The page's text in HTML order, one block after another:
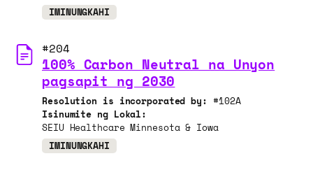
IMINUNGKAHI
#204
100% Carbon Neutral na Unyon
pagsapit ng 2030
Resolution is incorporated by: #102A
Isinumite ng Lokal:
SEIU Healthcare Minnesota & Iowa
IMINUNGKAHI